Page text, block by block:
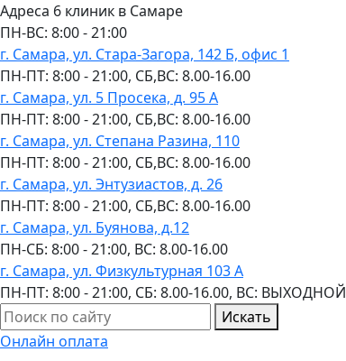
Адреса 6 клиник в Самаре
ПН-ВC: 8:00 - 21:00
г. Самара, ул. Стара-Загора, 142 Б, офис 1
ПН-ПТ: 8:00 - 21:00, СБ,ВС: 8.00-16.00
г. Самара, ул. 5 Просека, д. 95 А
ПН-ПТ: 8:00 - 21:00, СБ,ВС: 8.00-16.00
г. Самара, ул. Степана Разина, 110
ПН-ПТ: 8:00 - 21:00, СБ,ВС: 8.00-16.00
г. Самара, ул. Энтузиастов, д. 26
ПН-ПТ: 8:00 - 21:00, СБ,ВС: 8.00-16.00
г. Самара, ул. Буянова, д.12
ПН-СБ: 8:00 - 21:00, ВС: 8.00-16.00
г. Самара, ул. Физкультурная 103 А
ПН-ПТ: 8:00 - 21:00, СБ: 8.00-16.00, ВС: ВЫХОДНОЙ
Искать
Онлайн оплата